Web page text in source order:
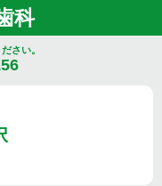
科
さい。